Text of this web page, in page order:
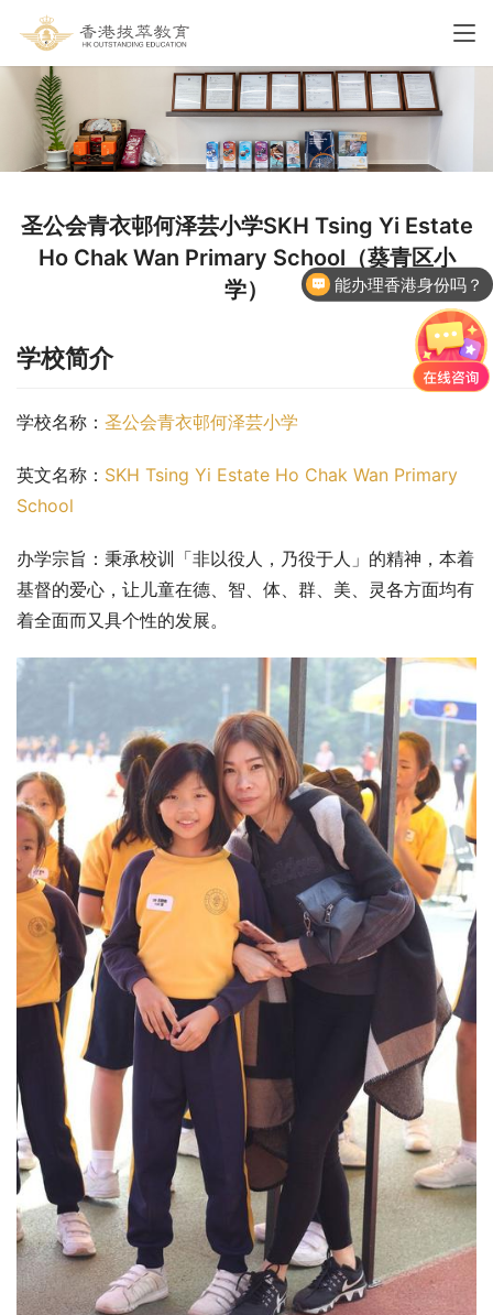
圣公会青衣邨何泽芸小学SKH Tsing Yi Estate
Ho Chak Wan Primary School（葵青区小
学）
学校简介
学校名称： 圣公会青衣邨何泽芸小学
英文名称： SKH Tsing Yi Estate Ho Chak Wan Primary
School
办学宗旨：秉承校训「非以役人，乃役于人」的精神，本着
基督的爱心，让儿童在德、智、体、群、美、灵各方面均有
着全面而又具个性的发展。
能办理香港身份吗？
香港国际学校申请